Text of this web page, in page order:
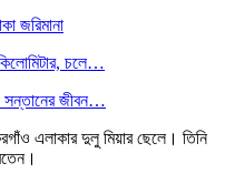
জরিমানা
চলে…
সন্তানের জীবন…
এলাকার দুলু মিয়ার ছেলে। তিনি